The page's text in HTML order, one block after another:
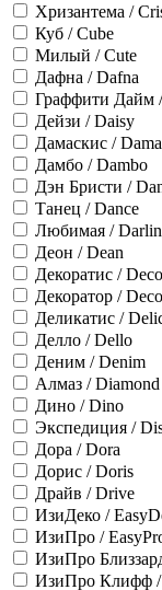
Хризантема /
Куб / Cube
Милый / Cute
Дафна / Dafna
Граффити Дайм
Дейзи / Daisy
Дамаскис /
Дамбо / Dambo
Дэн Бристи /
Танец / Dance
Любимая /
Деон / Dean
Декоратис /
Декоратор /
Деликатис /
Делло / Dello
Деним / Denim
Алмаз / Diamond
Дино / Dino
Экспедиция /
Дора / Dora
Дорис / Doris
Драйв / Drive
ИзиДеко /
ИзиПро /
ИзиПро
ИзиПро Клифф /